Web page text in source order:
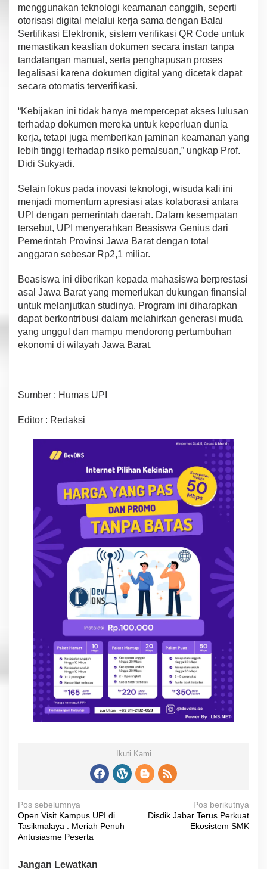
menggunakan teknologi keamanan canggih, seperti
otorisasi digital melalui kerja sama dengan Balai
Sertifikasi Elektronik, sistem verifikasi QR Code untuk
memastikan keaslian dokumen secara instan tanpa
tandatangan manual, serta penghapusan proses
legalisasi karena dokumen digital yang dicetak dapat
secara otomatis terverifikasi.
“Kebijakan ini tidak hanya mempercepat akses lulusan
terhadap dokumen mereka untuk keperluan dunia
kerja, tetapi juga memberikan jaminan keamanan yang
lebih tinggi terhadap risiko pemalsuan,” ungkap Prof.
Didi Sukyadi.
Selain fokus pada inovasi teknologi, wisuda kali ini
menjadi momentum apresiasi atas kolaborasi antara
UPI dengan pemerintah daerah. Dalam kesempatan
tersebut, UPI menyerahkan Beasiswa Genius dari
Pemerintah Provinsi Jawa Barat dengan total
anggaran sebesar Rp2,1 miliar.
Beasiswa ini diberikan kepada mahasiswa berprestasi
asal Jawa Barat yang memerlukan dukungan finansial
untuk melanjutkan studinya. Program ini diharapkan
dapat berkontribusi dalam melahirkan generasi muda
yang unggul dan mampu mendorong pertumbuhan
ekonomi di wilayah Jawa Barat.
Sumber : Humas UPI
Editor : Redaksi
Ikuti Kami
N
a
v
i
Pos sebelumnya
Open Visit Kampus UPI di
Tasikmalaya : Meriah Penuh
Antusiasme Peserta
Pos berikutnya
Disdik Jabar Terus Perkuat
Ekosistem SMK
Jangan Lewatkan